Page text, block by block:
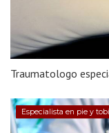
Traumatologo
Especialista en pie y